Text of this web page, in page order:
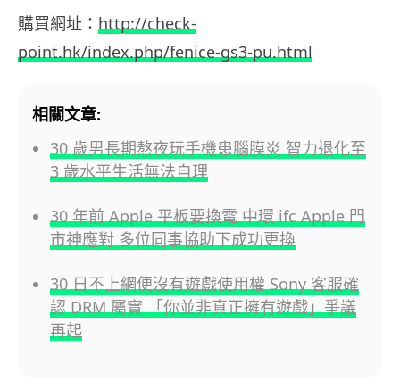
購買網址： http://check-
point.hk/index.php/fenice-gs3-pu.html
相關文章:
30 歲男長期熬夜玩手機患腦膜炎 智力退化至
3 歲水平生活無法自理
30 年前 Apple 平板要換電 中環 ifc Apple 門
市神應對 多位同事協助下成功更換
30 日不上網便沒有遊戲使用權 Sony 客服確
認 DRM 屬實 「你並非真正擁有遊戲」爭議
再起